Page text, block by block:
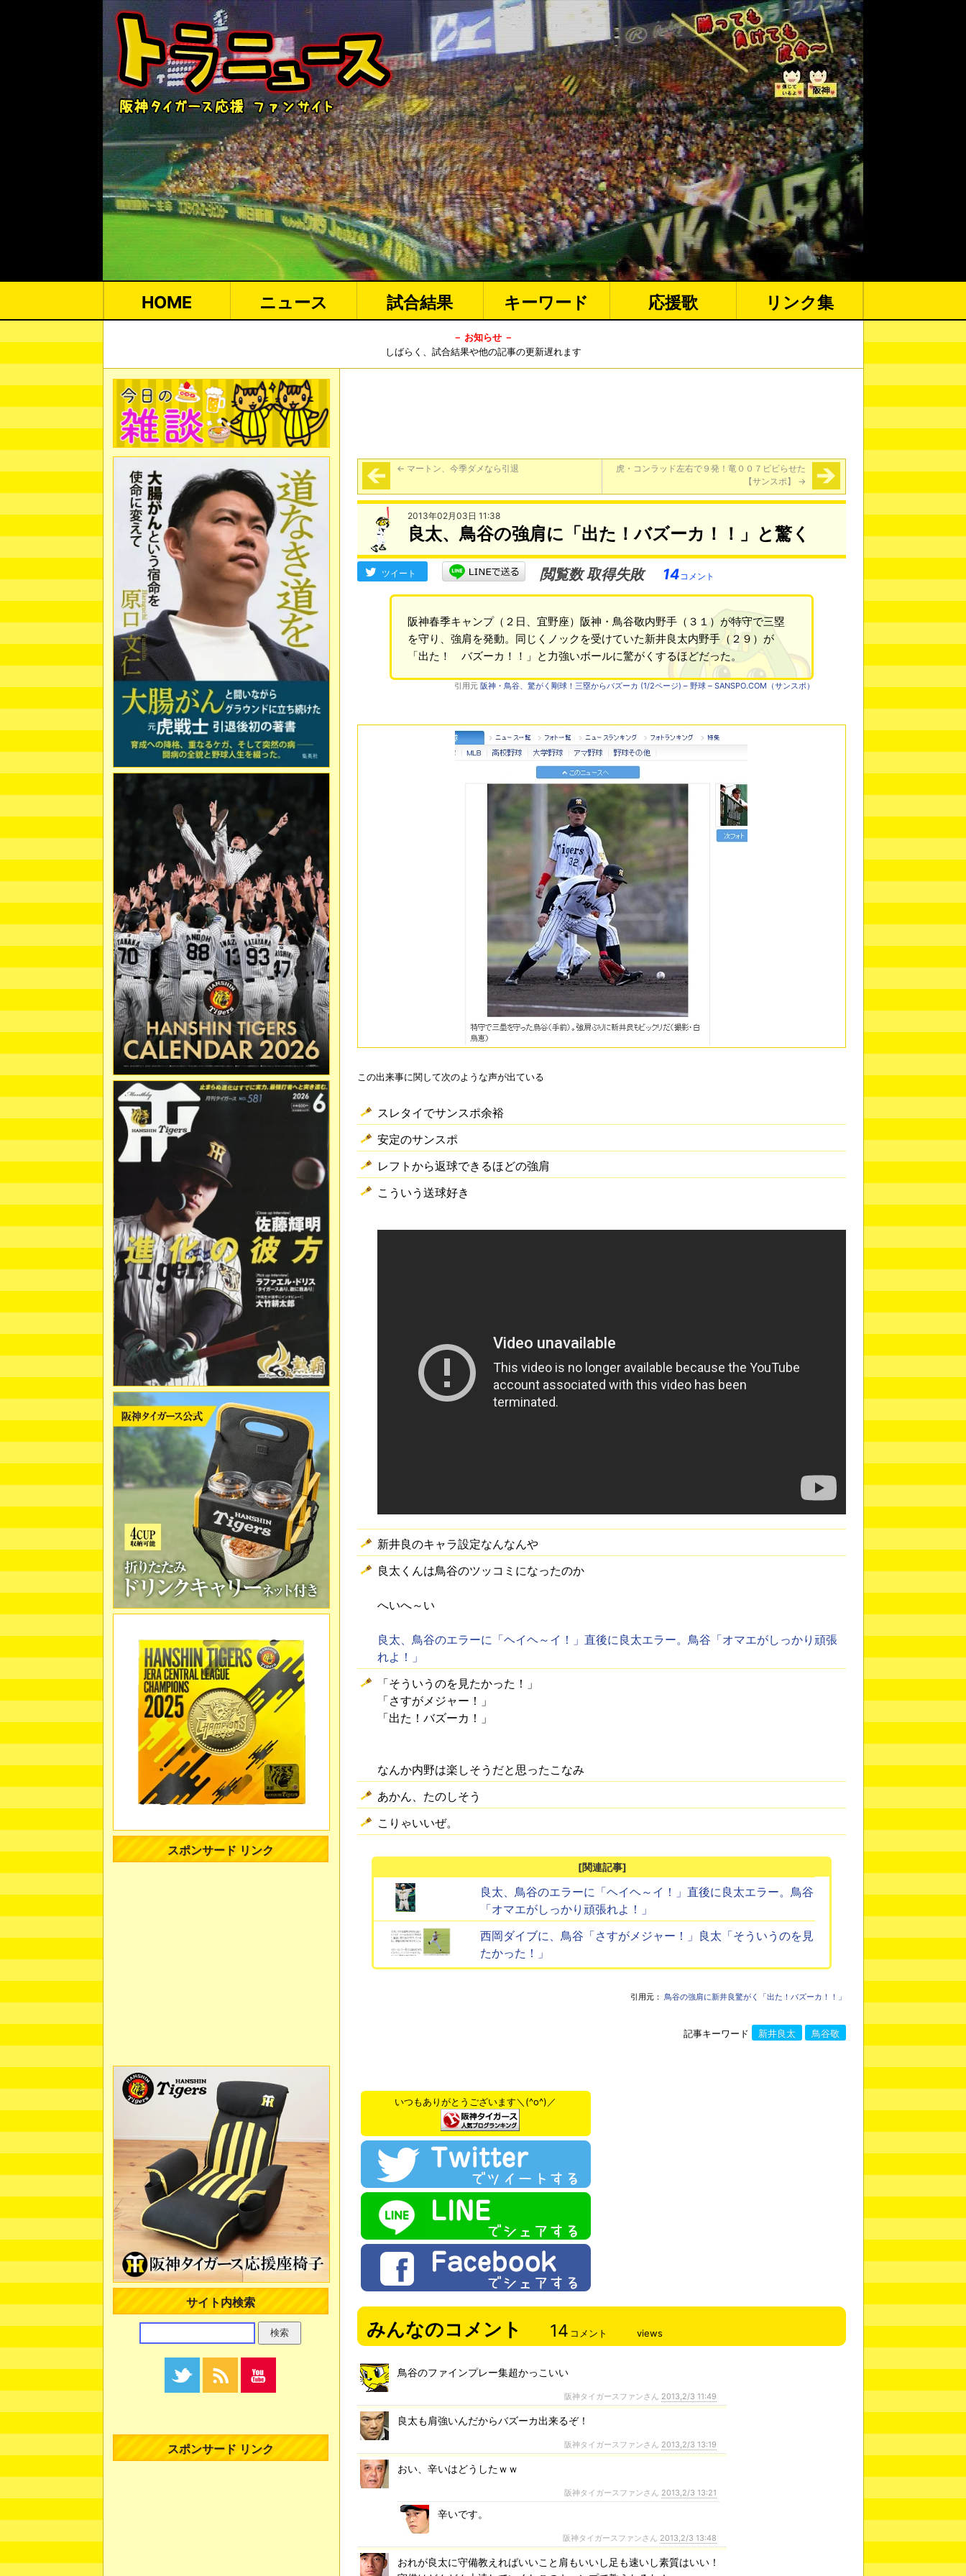
HOME ニュース 試合結果 キーワード 応援歌 リンク集
－ お知らせ －
しばらく、試合結果や他の記事の更新遅れます
← マートン、今季ダメなら引退
虎・コンラッド左右で９発！竜００７ビビらせた
【サンスポ】 →
2013年02月03日 11:38
良太、鳥谷の強肩に「出た！バズーカ！！」と驚く
ツイート 閲覧数 取得失敗 14コメント
阪神春季キャンプ（２日、宜野座）阪神・鳥谷敬内野手（３１）が特守で三塁
を守り、強肩を発動。同じくノックを受けていた新井良太内野手（２９）が
「出た！ バズーカ！！」と力強いボールに驚がくするほどだった。
引用元 阪神・鳥谷、驚がく剛球！三塁からバズーカ (1/2ページ) – 野球 – SANSPO.COM（サンスポ）
この出来事に関して次のような声が出ている
スレタイでサンスポ余裕
安定のサンスポ
レフトから返球できるほどの強肩
こういう送球好き
新井良のキャラ設定なんなんや
良太くんは鳥谷のツッコミになったのか
へいへ～い
良太、鳥谷のエラーに「ヘイヘ～イ！」直後に良太エラー。鳥谷「オマエがしっかり頑張
れよ！」
「そういうのを見たかった！」
「さすがメジャー！」
「出た！バズーカ！」
なんか内野は楽しそうだと思ったこなみ
あかん、たのしそう
こりゃいいぜ。
[関連記事]
良太、鳥谷のエラーに「ヘイヘ～イ！」直後に良太エラー。鳥谷
「オマエがしっかり頑張れよ！」
西岡ダイブに、鳥谷「さすがメジャー！」良太「そういうのを見
たかった！」
引用元： 鳥谷の強肩に新井良驚がく「出た！バズーカ！！」
記事キーワード 新井良太 鳥谷敬
いつもありがとうございます＼(^o^)／
みんなのコメント 14 コメント views
鳥谷のファインプレー集超かっこいい
阪神タイガースファンさん 2013,2/3 11:49
良太も肩強いんだからバズーカ出来るぞ！
阪神タイガースファンさん 2013,2/3 13:19
おい、辛いはどうしたｗｗ
阪神タイガースファンさん 2013,2/3 13:21
辛いです。
阪神タイガースファンさん 2013,2/3 13:48
おれが良太に守備教えればいいこと肩もいいし足も速いし素質はいい！
スポンサード リンク
サイト内検索
スポンサード リンク